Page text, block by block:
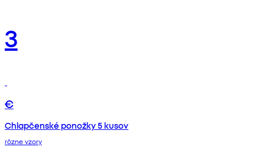
3
€
Chlapčenské ponožky 5 kusov
rôzne vzory